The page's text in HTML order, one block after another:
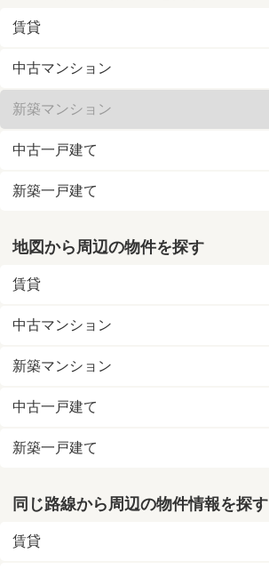
賃貸
中古マンション
新築マンション
中古一戸建て
新築一戸建て
地図から周辺の物件を探す
賃貸
中古マンション
新築マンション
中古一戸建て
新築一戸建て
同じ路線から周辺の物件情報を探す
賃貸